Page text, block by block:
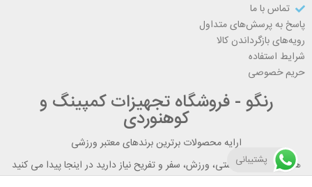
تماس با ما
پاسخ به پرسش‌های متداول
رویه‌های بازگرداندن کالا
شرایط استفاده
حریم خصوصی
رنگو - فروشگاه تجهیزات کمپینگ و
کوهنوردی
ارایه محصولات برترین برندهای معتبر ورزشی
هر آنچه برای تندرستی، ورزش، سفر و تفریح نیاز دارید در اینجا پیدا می کنید
پشتیبانی